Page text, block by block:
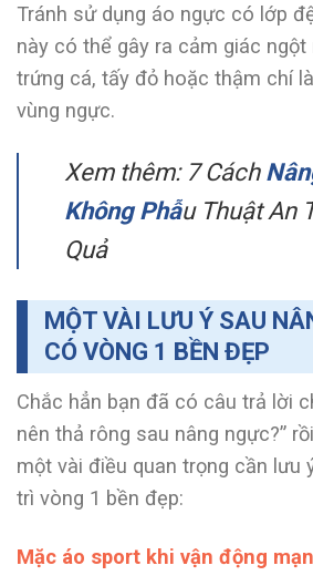
Tránh sử dụng áo ngực có lớp
này có thể gây ra cảm giác ngột
trứng cá, tấy đỏ hoặc thậm chí
vùng ngực.
Xem thêm: 7 Cách
Không Phẫu Thuật An
Quả
MỘT VÀI LƯU Ý SAU
CÓ VÒNG 1 BỀN ĐẸP
Chắc hẳn bạn đã có câu trả lời
nên thả rông sau nâng ngực?”
một vài điều quan trọng cần lưu
trì vòng 1 bền đẹp:
Mặc áo sport khi vận động